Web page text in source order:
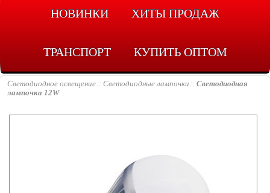
НОВИНКИ ХИТЫ ПРОДАЖ
ТРАНСПОРТ КУПИТЬ ОПТОМ
Светодиодное освещение Светодиодные лампочки
Светодиодная
лампочка 12W